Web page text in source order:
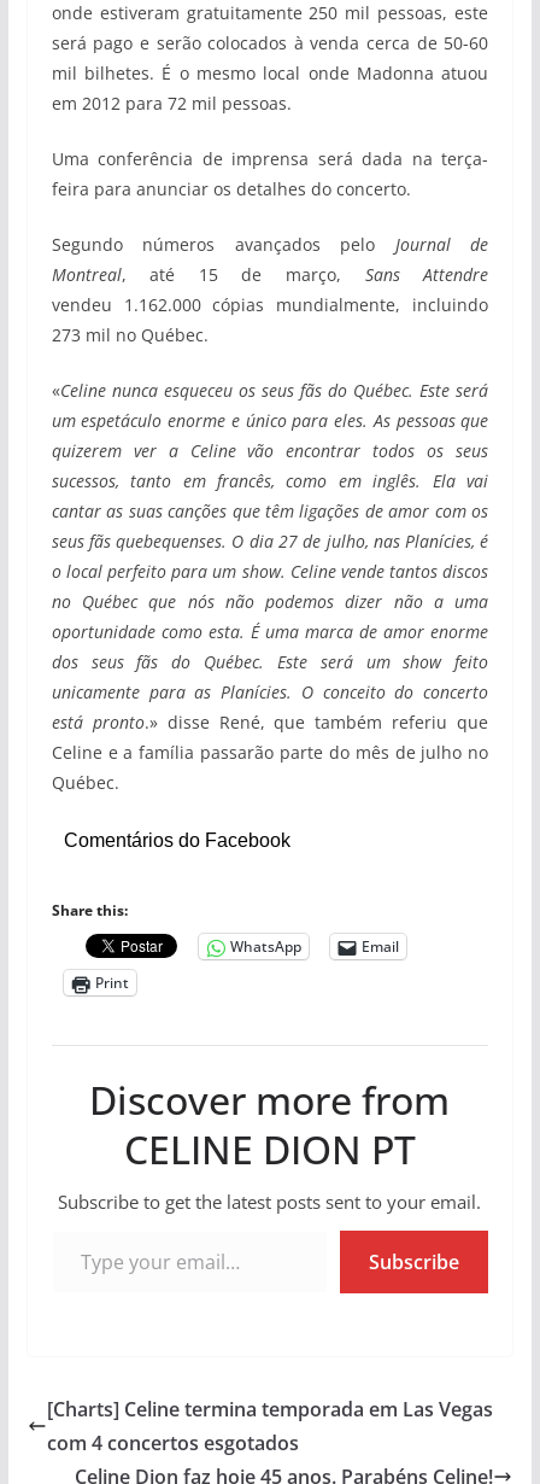
onde estiveram gratuitamente 250 mil pessoas, este
será pago e serão colocados à venda cerca de 50-60
mil bilhetes. É o mesmo local onde Madonna atuou
em 2012 para 72 mil pessoas.
Uma conferência de imprensa será dada na terça-
feira para anunciar os detalhes do concerto.
Segundo números avançados pelo Journal de
Montreal, até 15 de março, Sans Attendre
vendeu 1.162.000 cópias mundialmente, incluindo
273 mil no Québec.
«Celine nunca esqueceu os seus fãs do Québec. Este será
um espetáculo enorme e único para eles. As pessoas que
quizerem ver a Celine vão encontrar todos os seus
sucessos, tanto em francês, como em inglês. Ela vai
cantar as suas canções que têm ligações de amor com os
seus fãs quebequenses. O dia 27 de julho, nas Planícies, é
o local perfeito para um show. Celine vende tantos discos
no Québec que nós não podemos dizer não a uma
oportunidade como esta. É uma marca de amor enorme
dos seus fãs do Québec. Este será um show feito
unicamente para as Planícies. O conceito do concerto
está pronto.» disse René, que também referiu que
Celine e a família passarão parte do mês de julho no
Québec.
Comentários do Facebook
Share this:
WhatsApp
Email
Print
Discover more from
CELINE DION PT
Subscribe to get the latest posts sent to your email.
Subscribe
[Charts] Celine termina temporada em Las Vegas
com 4 concertos esgotados
Celine Dion faz hoje 45 anos. Parabéns Celine!